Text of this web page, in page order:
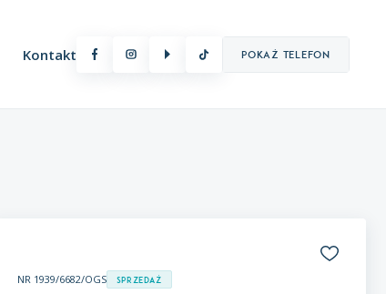
Kontakt Pokaż telefon
NR 1939/6682/OGS Sprzedaż